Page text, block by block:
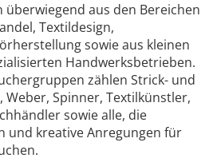
aus den Bereichen
Textildesign,
sowie aus kleinen
Handwerksbetrieben.
zählen Strick- und
Weber, Spinner, Textilkünstler,
sowie alle, die
und kreative Anregungen für